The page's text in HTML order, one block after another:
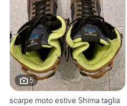
5
scarpe moto estive Shima taglia